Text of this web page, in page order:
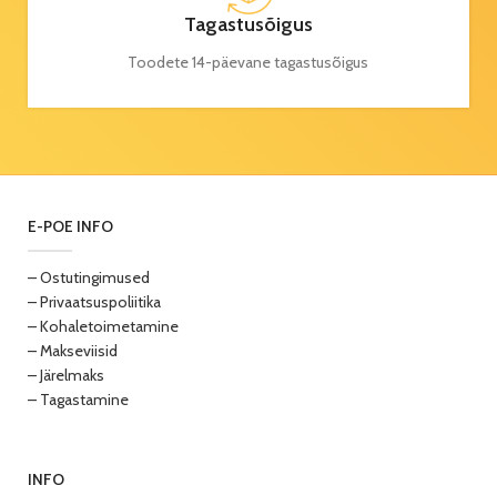
Tagastusõigus
Toodete 14-päevane tagastusõigus
E-POE INFO
– Ostutingimused
– Privaatsuspoliitika
– Kohaletoimetamine
– Makseviisid
– Järelmaks
– Tagastamine
INFO